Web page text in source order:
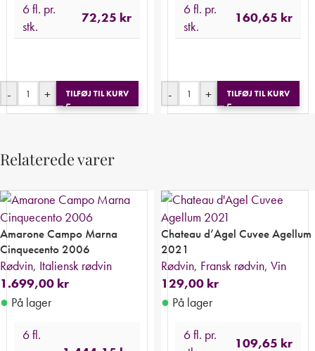
6 fl. pr.
stk.
72,25 kr
- + TILFØJ TIL KURV
6 fl. pr.
stk.
160,65 kr
- + TILFØJ TIL KURV
Relaterede varer
Amarone Campo Marna
Cinquecento 2006
Rødvin, Italiensk rødvin
1.699,00 kr
● På lager
6 fl.
Chateau d’Agel Cuvee Agellum
2021
Rødvin, Fransk rødvin, Vin
129,00 kr
● På lager
6 fl. pr.
109,65 kr